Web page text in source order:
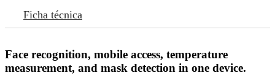
Ficha técnica
Face recognition, mobile access, temperature
measurement, and mask detection in one device.